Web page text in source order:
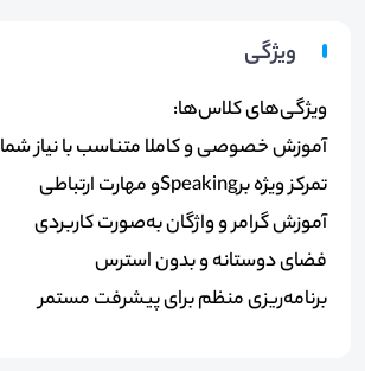
ویژگی
ویژگی‌های کلاس‌ها:
آموزش خصوصی و کاملا متناسب با نیاز شما
تمرکز ویژه برSpeakingو مهارت ارتباطی
آموزش گرامر و واژگان به‌صورت کاربردی
فضای دوستانه و بدون استرس
برنامه‌ریزی منظم برای پیشرفت مستمر